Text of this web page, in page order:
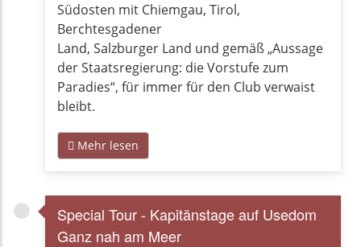
Südosten mit Chiemgau, Tirol,
Berchtesgadener
Land, Salzburger Land und gemäß „Aussage
der Staatsregierung: die Vorstufe zum
Paradies“, für immer für den Club verwaist
bleibt.
Mehr lesen
Special Tour - Kapitänstage auf Usedom
Ganz nah am Meer